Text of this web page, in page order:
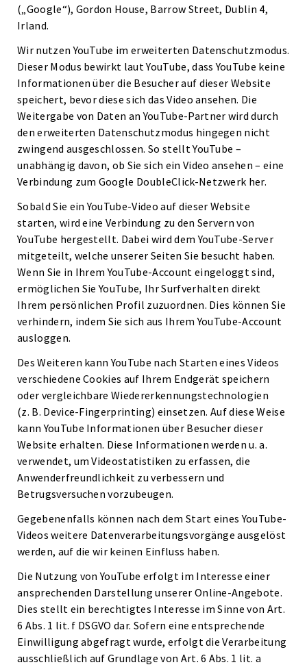
(„Google“), Gordon House, Barrow Street, Dublin 4,
Irland.
Wir nutzen YouTube im erweiterten Datenschutzmodus.
Dieser Modus bewirkt laut YouTube, dass YouTube keine
Informationen über die Besucher auf dieser Website
speichert, bevor diese sich das Video ansehen. Die
Weitergabe von Daten an YouTube-Partner wird durch
den erweiterten Datenschutzmodus hingegen nicht
zwingend ausgeschlossen. So stellt YouTube –
unabhängig davon, ob Sie sich ein Video ansehen – eine
Verbindung zum Google DoubleClick-Netzwerk her.
Sobald Sie ein YouTube-Video auf dieser Website
starten, wird eine Verbindung zu den Servern von
YouTube hergestellt. Dabei wird dem YouTube-Server
mitgeteilt, welche unserer Seiten Sie besucht haben.
Wenn Sie in Ihrem YouTube-Account eingeloggt sind,
ermöglichen Sie YouTube, Ihr Surfverhalten direkt
Ihrem persönlichen Profil zuzuordnen. Dies können Sie
verhindern, indem Sie sich aus Ihrem YouTube-Account
ausloggen.
Des Weiteren kann YouTube nach Starten eines Videos
verschiedene Cookies auf Ihrem Endgerät speichern
oder vergleichbare Wiedererkennungstechnologien
(z. B. Device-Fingerprinting) einsetzen. Auf diese Weise
kann YouTube Informationen über Besucher dieser
Website erhalten. Diese Informationen werden u. a.
verwendet, um Videostatistiken zu erfassen, die
Anwenderfreundlichkeit zu verbessern und
Betrugsversuchen vorzubeugen.
Gegebenenfalls können nach dem Start eines YouTube-
Videos weitere Datenverarbeitungsvorgänge ausgelöst
werden, auf die wir keinen Einfluss haben.
Die Nutzung von YouTube erfolgt im Interesse einer
ansprechenden Darstellung unserer Online-Angebote.
Dies stellt ein berechtigtes Interesse im Sinne von Art.
6 Abs. 1 lit. f DSGVO dar. Sofern eine entsprechende
Einwilligung abgefragt wurde, erfolgt die Verarbeitung
ausschließlich auf Grundlage von Art. 6 Abs. 1 lit. a